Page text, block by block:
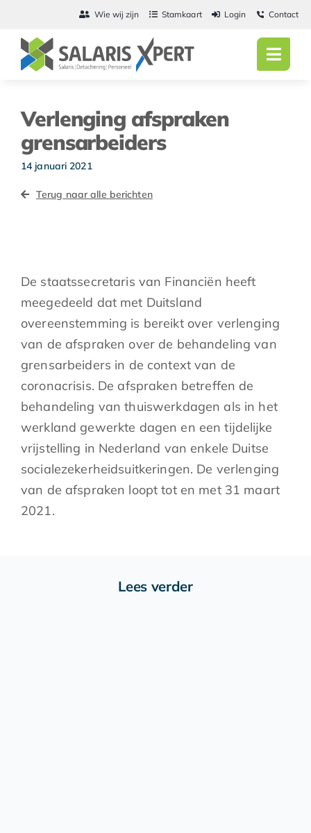
inhoud
Wie wij zijn Stamkaart Login Contact
Actueel
Verlenging afspraken
grensarbeiders
14 januari 2021
Terug naar alle berichten
De staatssecretaris van Financiën heeft
meegedeeld dat met Duitsland
overeenstemming is bereikt over verlenging
van de afspraken over de behandeling van
grensarbeiders in de context van de
coronacrisis. De afspraken betreffen de
behandeling van thuiswerkdagen als in het
werkland gewerkte dagen en een tijdelijke
vrijstelling in Nederland van enkele Duitse
socialezekerheidsuitkeringen. De verlenging
van de afspraken loopt tot en met 31 maart
2021.
Lees verder